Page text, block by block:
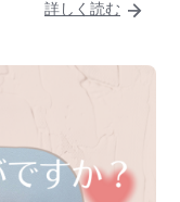
詳しく読む